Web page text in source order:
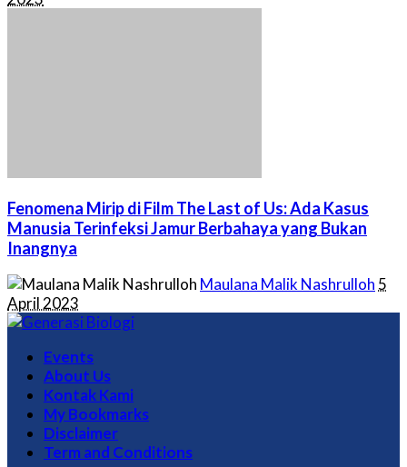
Fenomena Mirip di Film The Last of Us: Ada Kasus
Manusia Terinfeksi Jamur Berbahaya yang Bukan
Inangnya
Posted
by
Maulana Malik Nashrulloh 5
April 2023
Events
About Us
Kontak Kami
My Bookmarks
Disclaimer
Term and Conditions